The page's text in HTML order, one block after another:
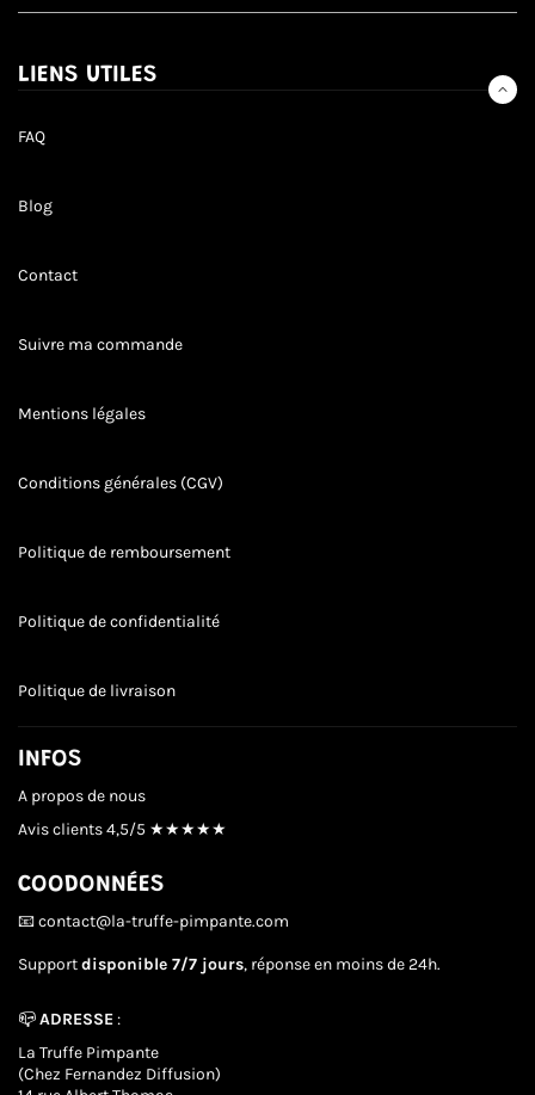
OFFRES
ET
LIENS UTILES
FAQ
Blog
Contact
Suivre ma commande
Mentions légales
Conditions générales (CGV)
Politique de remboursement
Politique de confidentialité
Politique de livraison
INFOS
A propos de nous
Avis clients4,5/5 ★★★★★
COODONNÉES
📧 contact@la-truffe-pimpante.com
Supportdisponible 7/7 jours, réponse en moins de 24h.
📪ADRESSE:
La Truffe Pimpante
(Chez Fernandez Diffusion)